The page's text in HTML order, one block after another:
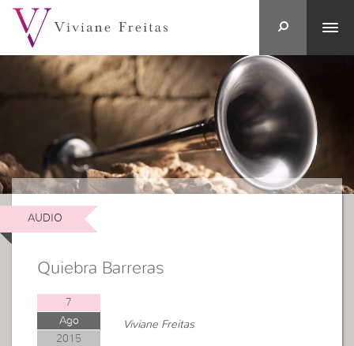
AUDIO
Quiebra Barreras
7
Ago
2015
Viviane Freitas